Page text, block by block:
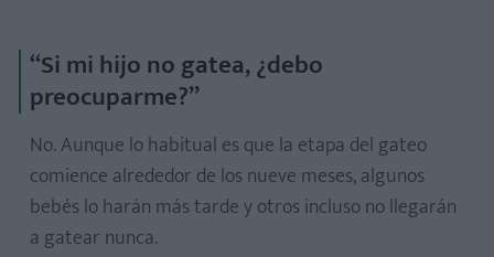
“Si mi hijo no gatea, ¿debo
preocuparme?”
No. Aunque lo habitual es que la etapa del gateo
comience alrededor de los nueve meses, algunos
bebés lo harán más tarde y otros incluso no llegarán
a gatear nunca.